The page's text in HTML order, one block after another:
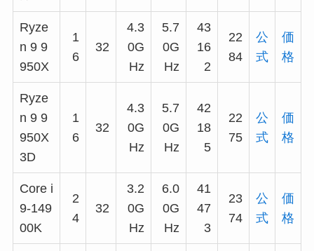
Ryze
n 9 9
950X
1
6
32
4.3
0G
Hz
5.7
0G
Hz
43
16
2
22
84
公
式
価
格
Ryze
n 9 9
950X
3D
1
6
32
4.3
0G
Hz
5.7
0G
Hz
42
18
5
22
75
公
式
価
格
Core i
9-149
00K
2
4
32
3.2
0G
Hz
6.0
0G
Hz
41
47
3
23
74
公
式
価
格